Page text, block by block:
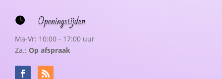
 Openingstijden
Ma-Vr: 10:00 - 17:00 uur
Za.: Op afspraak